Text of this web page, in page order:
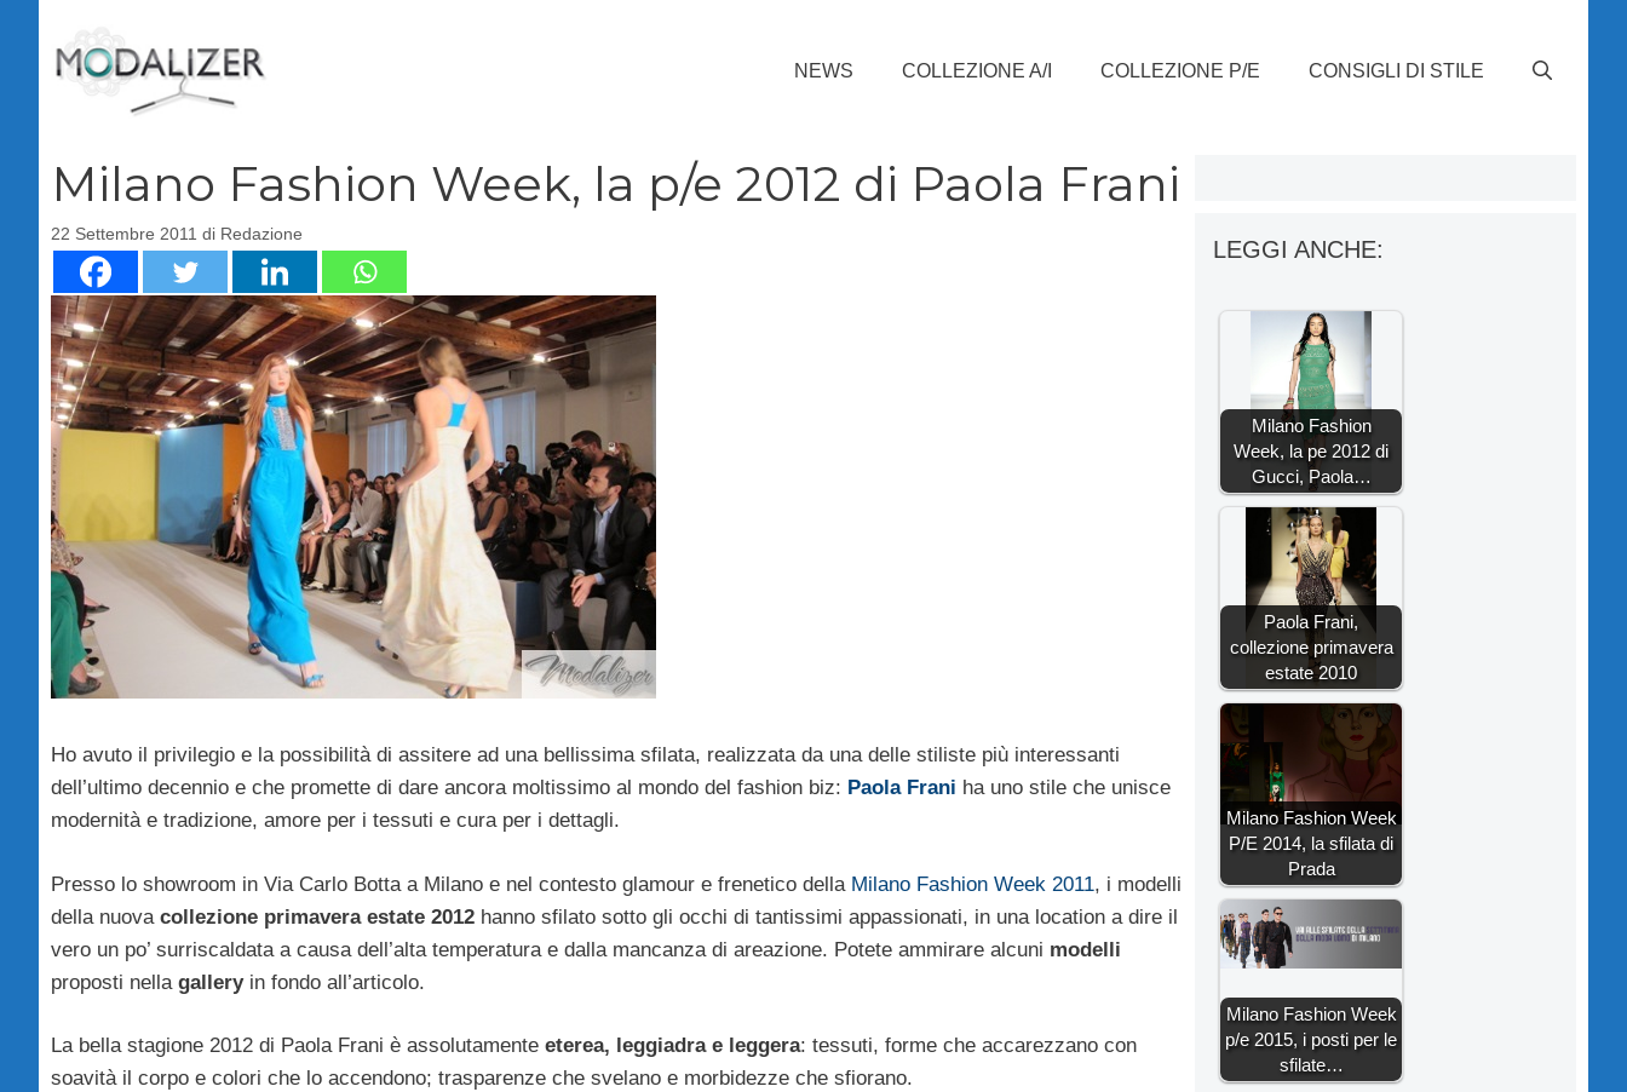
contenuto
NEWS COLLEZIONE A/I COLLEZIONE P/E CONSIGLI DI STILE
Milano Fashion Week, la p/e 2012 di Paola Frani
22 Settembre 2011 di Redazione
Ho avuto il privilegio e la possibilità di assitere ad una bellissima sfilata, realizzata da una delle stiliste più interessanti
dell’ultimo decennio e che promette di dare ancora moltissimo al mondo del fashion biz: Paola Frani ha uno stile che unisce
modernità e tradizione, amore per i tessuti e cura per i dettagli.
Presso lo showroom in Via Carlo Botta a Milano e nel contesto glamour e frenetico della Milano Fashion Week 2011, i modelli
della nuova collezione primavera estate 2012 hanno sfilato sotto gli occhi di tantissimi appassionati, in una location a dire il
vero un po’ surriscaldata a causa dell’alta temperatura e dalla mancanza di areazione. Potete ammirare alcuni modelli
proposti nella galleryin fondo all’articolo.
La bella stagione 2012 di Paola Frani è assolutamente eterea, leggiadra e leggera: tessuti, forme che accarezzano con
soavità il corpo e colori che lo accendono; trasparenze che svelano e morbidezze che sfiorano.
LEGGI ANCHE:
Milano Fashion
Week, la pe 2012 di
Gucci, Paola…
Paola Frani,
collezione primavera
estate 2010
Milano Fashion Week
P/E 2014, la sfilata di
Prada
Milano Fashion Week
p/e 2015, i posti per le
sfilate…